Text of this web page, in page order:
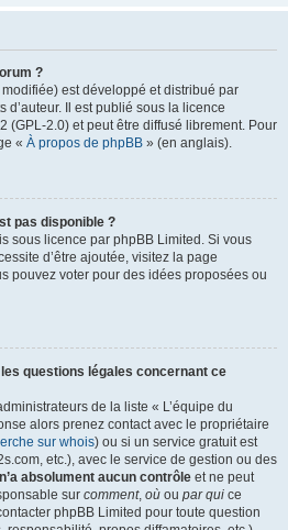
?
est développé et distribué par
d’auteur. Il est publié sous la licence
(GPL-2.0) et peut être diffusé librement. Pour
« À propos de phpBB » (en anglais).
pas disponible ?
sous licence par phpBB Limited. Si vous
d’être ajoutée, visitez la page
pouvez voter pour des idées proposées ou
questions légales concernant ce
de la liste « L’équipe du
alors prenez contact avec le propriétaire
sur whois) ou si un service gratuit est
etc.), avec le service de gestion ou des
n’a absolument aucun contrôle et ne peut
sur comment, où ou par qui ce
phpBB Limited pour toute question